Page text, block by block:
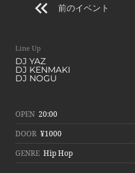
前のイベント
Line Up
DJ YAZ
DJ KENMAKI
DJ NOGU
OPEN 20:00
DOOR ¥1000
GENRE Hip Hop